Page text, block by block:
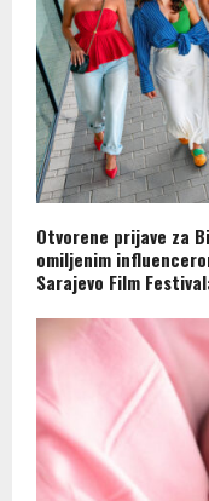
Otvorene prijave za
omiljenim
Sarajevo Film